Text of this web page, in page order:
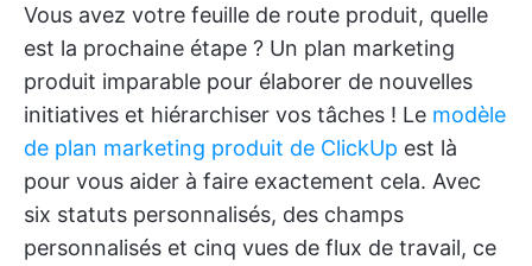
Vous avez votre feuille de route produit, quelle
est la prochaine étape ? Un plan marketing
produit imparable pour élaborer de nouvelles
initiatives et hiérarchiser vos tâches ! Le modèle
de plan marketing produit de ClickUp est là
pour vous aider à faire exactement cela. Avec
six statuts personnalisés, des champs
personnalisés et cinq vues de flux de travail, ce